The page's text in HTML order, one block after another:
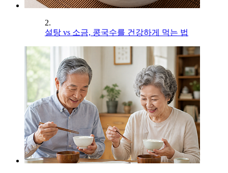
2.
설탕 vs 소금, 콩국수를 건강하게 먹는 법